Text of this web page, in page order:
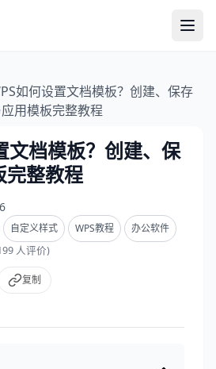
如何设置文档模板？创建、保存
用模板完整教程
文档模板？创建、保
完整教程
自定义样式 WPS教程 办公软件
人评价)
复制